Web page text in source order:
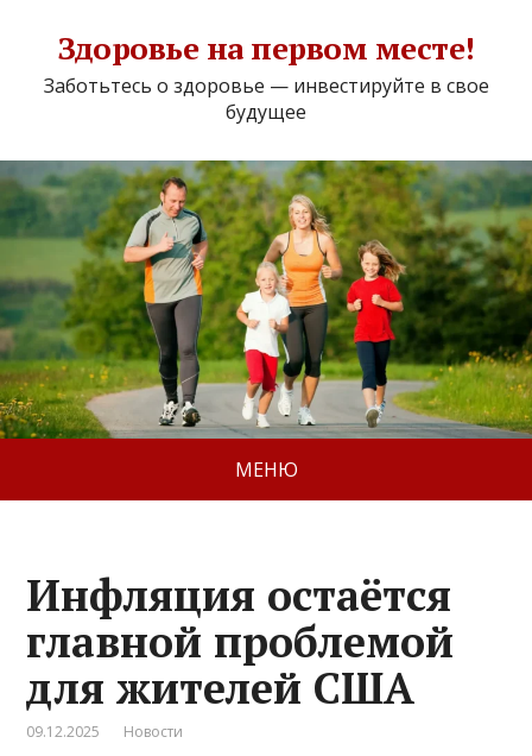
Здоровье на первом месте!
Заботьтесь о здоровье — инвестируйте в свое
будущее
МЕНЮ
Инфляция остаётся
главной проблемой
для жителей США
09.12.2025 Новости